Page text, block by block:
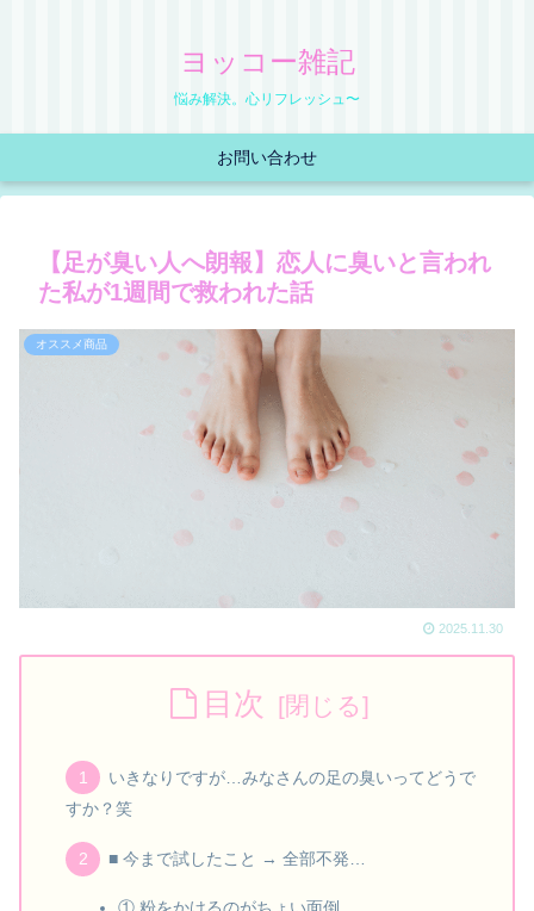
ヨッコー雑記
悩み解決。心リフレッシュ〜
お問い合わせ
【足が臭い人へ朗報】恋人に臭いと言われ
た私が1週間で救われた話
オススメ商品
2025.11.30
目次
いきなりですが…みなさんの足の臭いってどうで
すか？笑
■ 今まで試したこと → 全部不発…